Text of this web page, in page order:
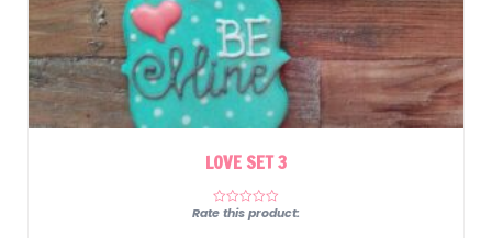
LOVE SET 3
Rate this product: